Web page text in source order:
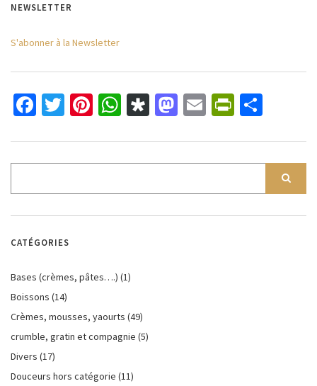
NEWSLETTER
S'abonner à la Newsletter
Facebook
Twitter
Pinterest
WhatsApp
Diaspora
Mastodon
Email
CATÉGORIES
Bases (crèmes, pâtes….) (1)
Boissons (14)
Crèmes, mousses, yaourts (49)
crumble, gratin et compagnie (5)
Divers (17)
Douceurs hors catégorie (11)